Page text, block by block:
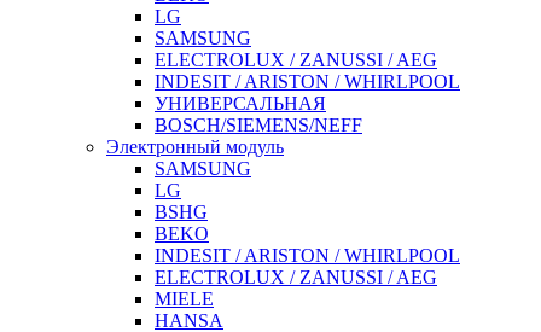
LG
SAMSUNG
ELECTROLUX / ZANUSSI / AEG
INDESIT / ARISTON / WHIRLPOOL
УНИВЕРСАЛЬНАЯ
BOSCH/SIEMENS/NEFF
Электронный модуль
SAMSUNG
LG
BSHG
BEKO
INDESIT / ARISTON / WHIRLPOOL
ELECTROLUX / ZANUSSI / AEG
MIELE
HANSA